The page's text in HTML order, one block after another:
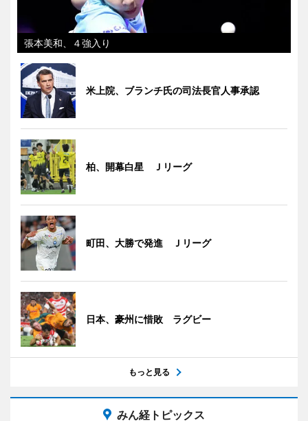
張本美和、４強入り
米上院、ブランチ氏の司法長官人事承認
柏、開幕白星 Ｊリーグ
町田、大勝で発進 Ｊリーグ
日本、豪州に惜敗 ラグビー
もっと見る
みん経トピックス